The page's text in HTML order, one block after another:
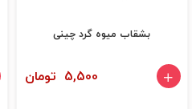
بشقاب میوه گرد چینی
5,500 تومان